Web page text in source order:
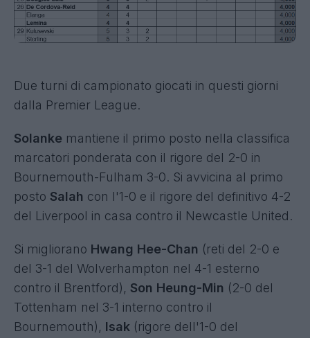
Due turni di campionato giocati in questi giorni
dalla Premier League.
Solanke mantiene il primo posto nella classifica
marcatori ponderata con il rigore del 2-0 in
Bournemouth-Fulham 3-0. Si avvicina al primo
posto Salah con l'1-0 e il rigore del definitivo 4-2
del Liverpool in casa contro il Newcastle United.
Si migliorano Hwang Hee-Chan (reti del 2-0 e
del 3-1 del Wolverhampton nel 4-1 esterno
contro il Brentford), Son Heung-Min (2-0 del
Tottenham nel 3-1 interno contro il
Bournemouth), Isak (rigore dell'1-0 del